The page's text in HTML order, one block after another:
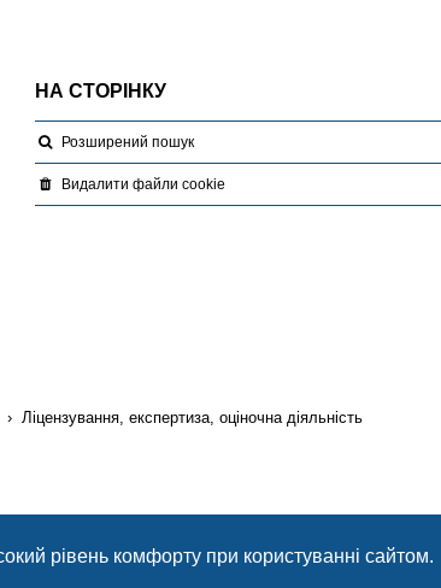
рівень комфорту при користуванні сайтом.
НА СТОРІНКУ
Розширений пошук
Видалити файли cookie
Ліцензування, експертиза, оціночна діяльність